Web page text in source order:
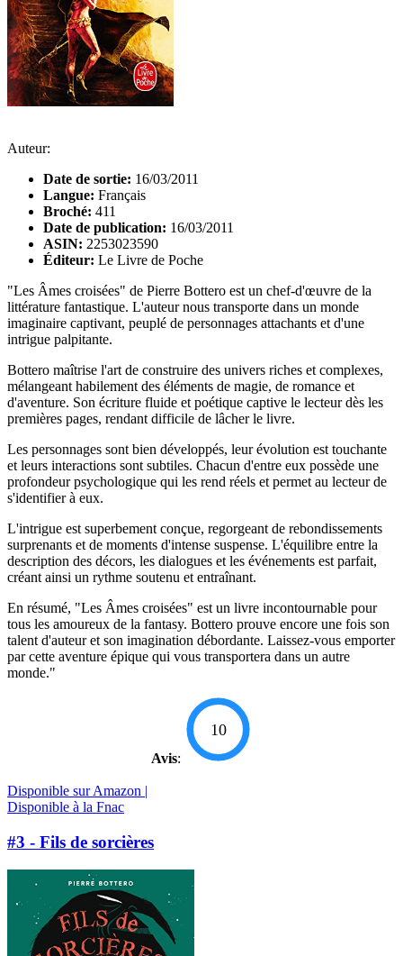
Auteur:
Date de sortie: 16/03/2011
Langue: Français
Broché: 411
Date de publication: 16/03/2011
ASIN: 2253023590
Éditeur: Le Livre de Poche
"Les Âmes croisées" de Pierre Bottero est un chef-d'œuvre de la
littérature fantastique. L'auteur nous transporte dans un monde
imaginaire captivant, peuplé de personnages attachants et d'une
intrigue palpitante.
Bottero maîtrise l'art de construire des univers riches et complexes,
mélangeant habilement des éléments de magie, de romance et
d'aventure. Son écriture fluide et poétique captive le lecteur dès les
premières pages, rendant difficile de lâcher le livre.
Les personnages sont bien développés, leur évolution est touchante
et leurs interactions sont subtiles. Chacun d'entre eux possède une
profondeur psychologique qui les rend réels et permet au lecteur de
s'identifier à eux.
L'intrigue est superbement conçue, regorgeant de rebondissements
surprenants et de moments d'intense suspense. L'équilibre entre la
description des décors, les dialogues et les événements est parfait,
créant ainsi un rythme soutenu et entraînant.
En résumé, "Les Âmes croisées" est un livre incontournable pour
tous les amoureux de la fantasy. Bottero prouve encore une fois son
talent d'auteur et son imagination débordante. Laissez-vous emporter
par cette aventure épique qui vous transportera dans un autre
monde."
Avis:
10
Disponible sur Amazon |
Disponible à la Fnac
#3 - Fils de sorcières